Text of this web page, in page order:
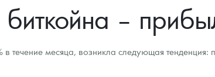
–
течение месяца, возникла следующая тенденция: